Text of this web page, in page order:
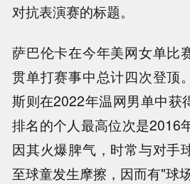
对抗表演赛的标题。
萨巴伦卡在今年美网女单比
贯单打赛事中总计四次登顶
斯则在2022年温网男单中获
排名的个人最高位次是2016
因其火爆脾气，时常与对手
至球童发生摩擦，因而有"球